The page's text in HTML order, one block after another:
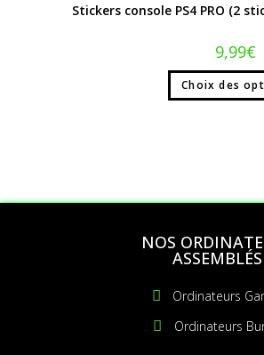
Stickers console PS4 PRO (2
9,99€
Choix des
NOS
ASSEMBLÉS
Ordinateurs
Ordinateurs